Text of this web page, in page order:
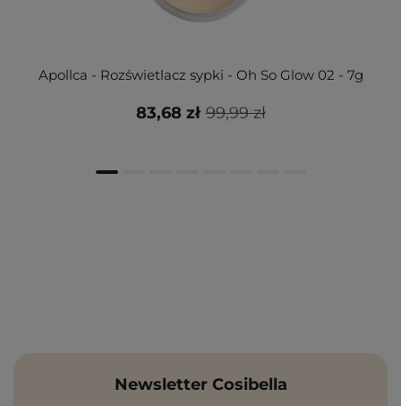
Apollca - Rozświetlacz sypki - Oh So Glow 02 - 7g
99,99 zł
83,68 zł
Newsletter Cosibella